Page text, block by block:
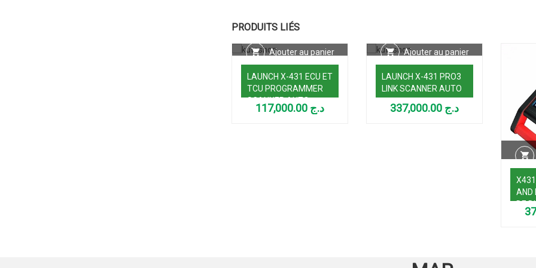
PRODUITS LIÉS
Ajouter au panier
LAUNCH X-431 ECU ET
TCU PROGRAMMER
SCANNER AUTO
د.ج
Ajouter au panier
LAUNCH X-431 PRO3
LINK SCANNER AUTO
د.ج
AND
DE